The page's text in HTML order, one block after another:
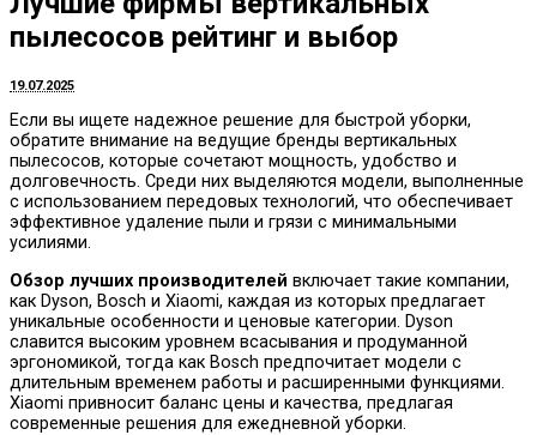
пылесосов рейтинг и выбор
19.07.2025
Если вы ищете надежное решение для быстрой уборки,
обратите внимание на ведущие бренды вертикальных
пылесосов, которые сочетают мощность, удобство и
долговечность. Среди них выделяются модели, выполненные
с использованием передовых технологий, что обеспечивает
эффективное удаление пыли и грязи с минимальными
усилиями.
Обзор лучших производителей включает такие компании,
как Dyson, Bosch и Xiaomi, каждая из которых предлагает
уникальные особенности и ценовые категории. Dyson
славится высоким уровнем всасывания и продуманной
эргономикой, тогда как Bosch предпочитает модели с
длительным временем работы и расширенными функциями.
Xiaomi привносит баланс цены и качества, предлагая
современные решения для ежедневной уборки.